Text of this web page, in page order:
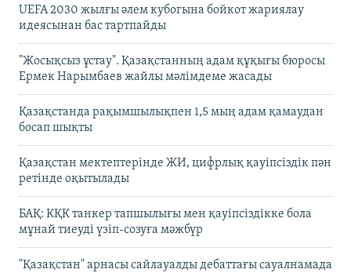
UEFA 2030 жылғы әлем кубогына бойкот жариялау
идеясынан бас тартпайды
"Жосықсыз ұстау". Қазақстанның адам құқығы бюросы
Ермек Нарымбаев жайлы мәлімдеме жасады
Қазақстанда рақымшылықпен 1,5 мың адам қамаудан
босап шықты
Қазақстан мектептерінде ЖИ, цифрлық қауіпсіздік пән
ретінде оқытылады
БАҚ: КҚК танкер тапшылығы мен қауіпсіздікке бола
мұнай тиеуді үзіп-созуға мәжбүр
"Қазақстан" арнасы сайлауалды дебаттағы сауалнамада